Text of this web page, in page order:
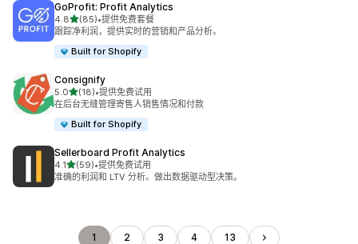
GoProfit: Profit Analytics
4.8星（满分 5 星）
(85)
总共 85 条评论
•提供免费套餐
跟踪净利润，提供实时的营销和产品分析。
Built for Shopify
Consignify
5.0星（满分 5 星）
(18)
总共 18 条评论
•提供免费试用
在后台无缝管理寄售人销售情况和付款
Built for Shopify
Sellerboard Profit Analytics
4.1星（满分 5 星）
(59)
总共 59 条评论
•提供免费试用
准确的利润和 LTV 分析。做出数据驱动型决策。
1 2 3 4 13